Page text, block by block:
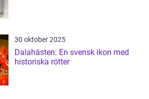
30 oktober 2025
Dalahästen: En svensk ikon med
historiska rötter